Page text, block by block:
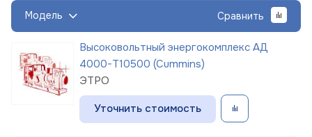
Модель Сравнить
Высоковольтный энергокомплекс АД
4000-Т10500 (Cummins)
ЭТРО
Уточнить стоимость